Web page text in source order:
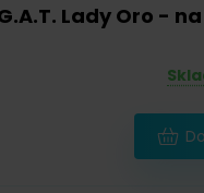
Lady Oro -